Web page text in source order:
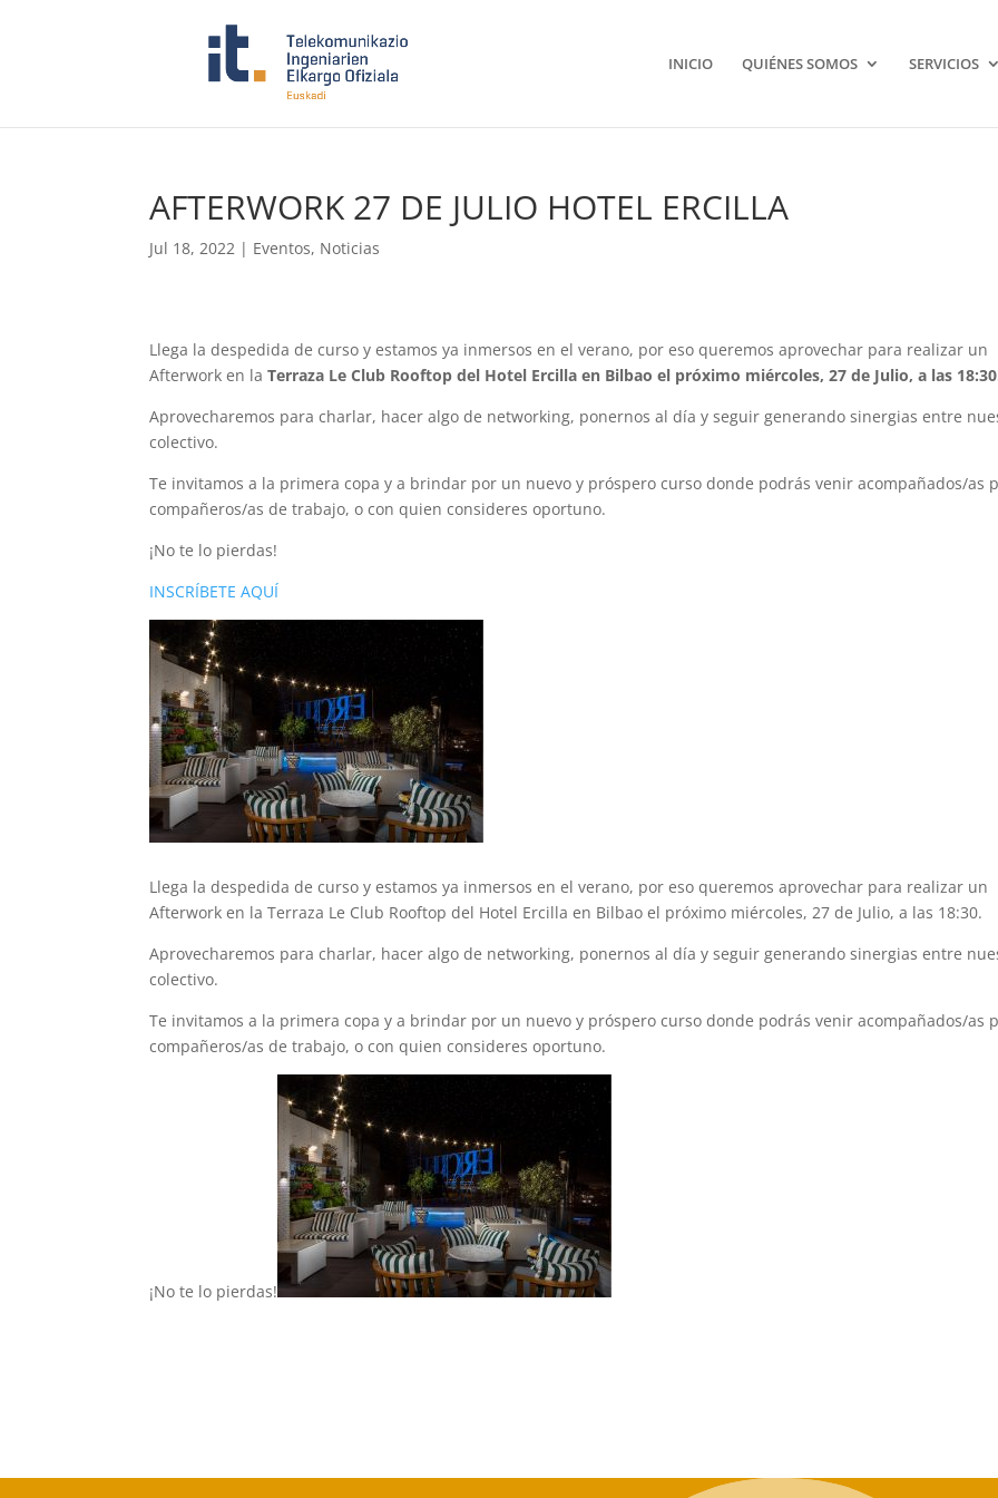
INICIO QUIÉNES SOMOS SERVICIOS
AFTERWORK 27 DE JULIO HOTEL ERCILLA
Jul 18, 2022 | Eventos, Noticias
Llega la despedida de curso y estamos ya inmersos en el verano, por eso queremos aprovechar para realizar un
Afterwork en laTerraza Le Club Rooftop del Hotel Ercilla en Bilbao el próximo miércoles, 27 de Julio, a las
Aprovecharemos para charlar, hacer algo de networking, ponernos al día y seguir generando sinergias entre
colectivo.
Te invitamos a la primera copa y a brindar por un nuevo y próspero curso donde podrás venir acompañados/as
compañeros/as de trabajo, o con quien consideres oportuno.
¡No te lo pierdas!
INSCRÍBETE AQUÍ
Llega la despedida de curso y estamos ya inmersos en el verano, por eso queremos aprovechar para realizar un
Afterwork en la Terraza Le Club Rooftop del Hotel Ercilla en Bilbao el próximo miércoles, 27 de Julio, a las 18:30.
Aprovecharemos para charlar, hacer algo de networking, ponernos al día y seguir generando sinergias entre
colectivo.
Te invitamos a la primera copa y a brindar por un nuevo y próspero curso donde podrás venir acompañados/as
compañeros/as de trabajo, o con quien consideres oportuno.
¡No te lo pierdas!